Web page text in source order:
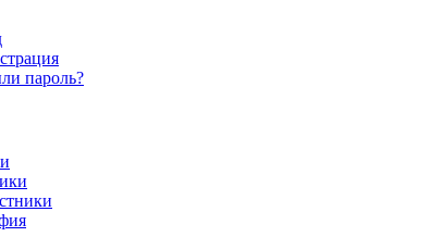
пароль?